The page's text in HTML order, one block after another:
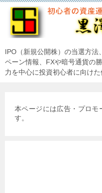
IPO（新規公開株）の当選方
ペーン情報、FXや暗号通貨の
力を中心に投資初心者に向け
本ページには広告・プロモ
す。